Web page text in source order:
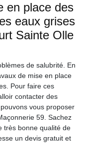
en place des
eaux grises
Sainte Olle
de salubrité. En
de mise en place
Pour faire ces
contacter des
vous proposer
59. Sachez
très bonne qualité de
un devis gratuit et